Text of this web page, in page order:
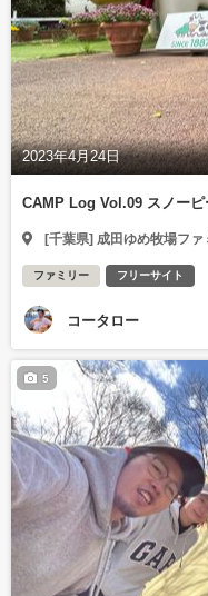
2023年4月24日
CAMP Log Vol.09 スノーピ
[千葉県] 成田ゆめ牧場フ
ファミリー フリーサイト
コータロー
5